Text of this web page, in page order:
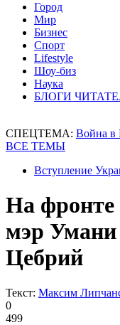
Город
Мир
Бизнес
Спорт
Lifestyle
Шоу-биз
Наука
БЛОГИ
СПЕЦТЕМА: Война в
ВСЕ ТЕМЫ
Вступление
На
мэр Умани
Цебрий
Текст: Максим
0
499